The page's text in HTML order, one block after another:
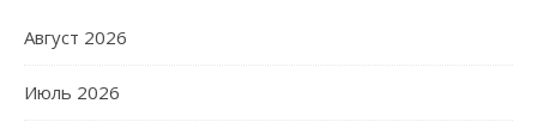
Август 2026
Июль 2026